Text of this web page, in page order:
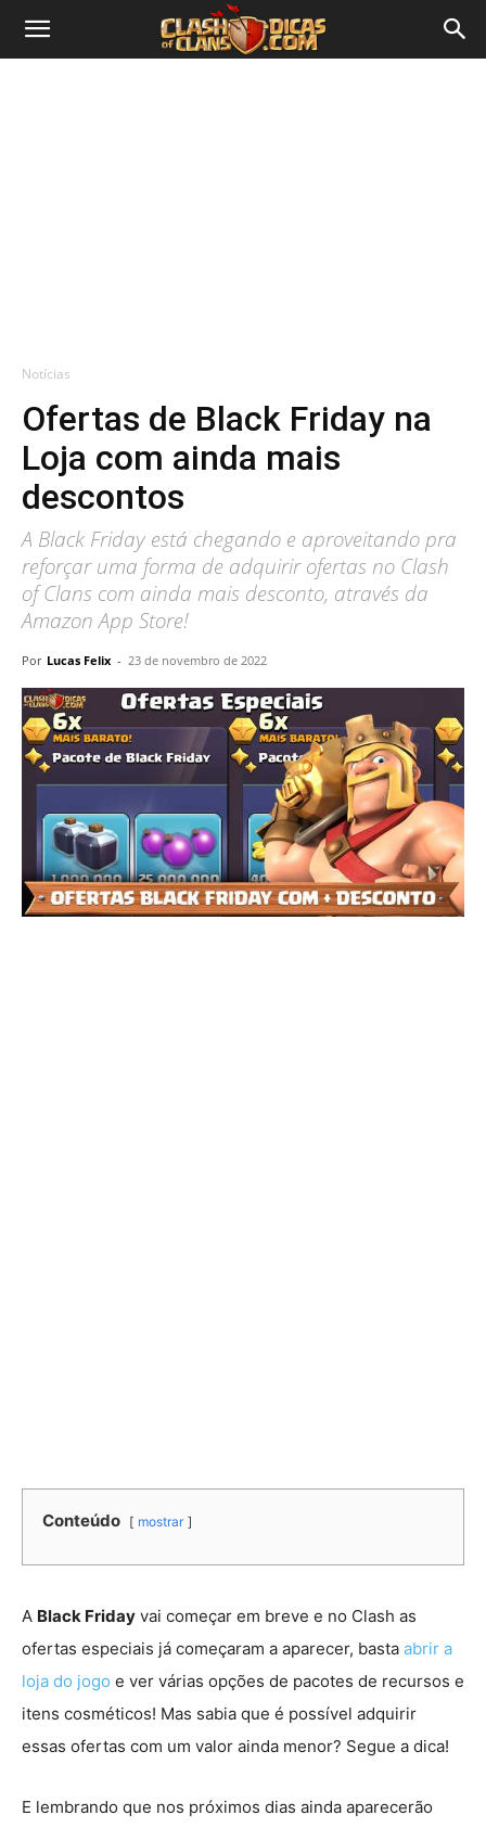
Notícias
Ofertas de Black Friday na
Loja com ainda mais
descontos
A Black Friday está chegando e aproveitando pra
reforçar uma forma de adquirir ofertas no Clash
of Clans com ainda mais desconto, através da
Amazon App Store!
Por Lucas Felix - 23 de novembro de 2022
Conteúdo mostrar
A Black Friday vai começar em breve e no Clash as
ofertas especiais já começaram a aparecer, basta abrir a
loja do jogo e ver várias opções de pacotes de recursos e
itens cosméticos! Mas sabia que é possível adquirir
essas ofertas com um valor ainda menor? Segue a dica!
E lembrando que nos próximos dias ainda aparecerão